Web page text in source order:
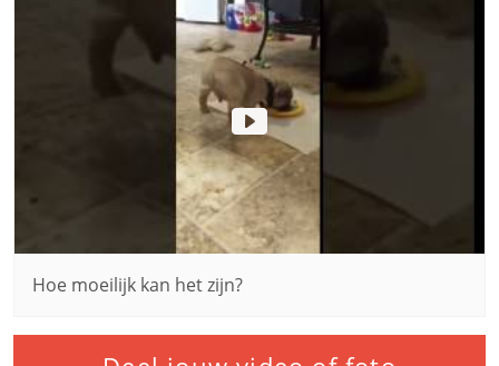
Hoe moeilijk kan het zijn?